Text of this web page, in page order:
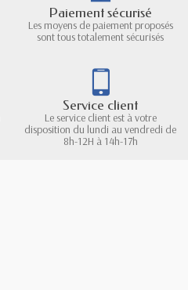
Paiement sécurisé
Les moyens de paiement proposés
sont tous totalement sécurisés
Service client
Le service client est à votre
disposition du lundi au vendredi de
8h-12H à 14h-17h